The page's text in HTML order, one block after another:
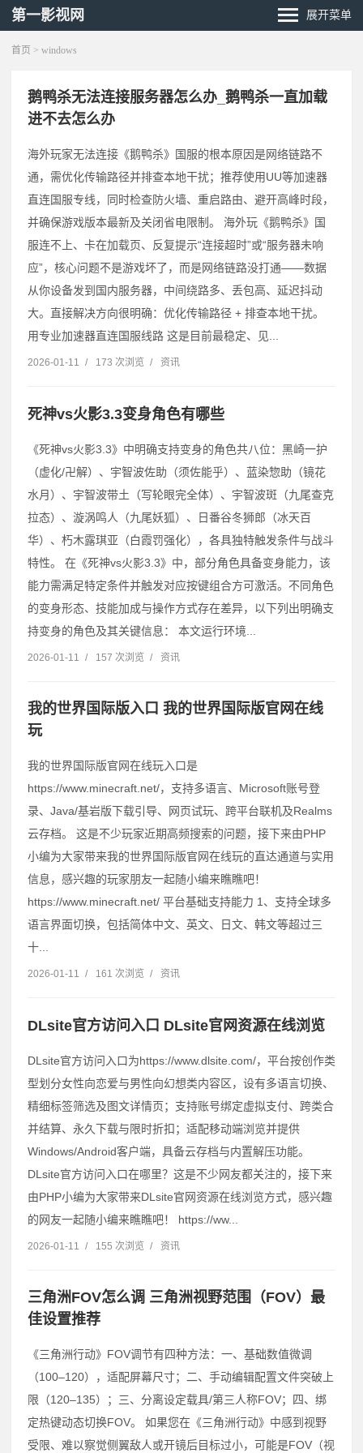
第一影视网 展开菜单
首页 > windows
鹅鸭杀无法连接服务器怎么办_鹅鸭杀一直加载
进不去怎么办
海外玩家无法连接《鹅鸭杀》国服的根本原因是网络链路不
通，需优化传输路径并排查本地干扰；推荐使用UU等加速器
直连国服专线，同时检查防火墙、重启路由、避开高峰时段，
并确保游戏版本最新及关闭省电限制。 海外玩《鹅鸭杀》国
服连不上、卡在加载页、反复提示“连接超时”或“服务器未响
应”，核心问题不是游戏坏了，而是网络链路没打通——数据
从你设备发到国内服务器，中间绕路多、丢包高、延迟抖动
大。直接解决方向很明确：优化传输路径 + 排查本地干扰。
用专业加速器直连国服线路 这是目前最稳定、见...
2026-01-11 / 173 次浏览 / 资讯
死神vs火影3.3变身角色有哪些
《死神vs火影3.3》中明确支持变身的角色共八位：黑崎一护
（虚化/卍解）、宇智波佐助（须佐能乎）、蓝染惣助（镜花
水月）、宇智波带土（写轮眼完全体）、宇智波斑（九尾查克
拉态）、漩涡鸣人（九尾妖狐）、日番谷冬狮郎（冰天百
华）、朽木露琪亚（白霞罚强化），各具独特触发条件与战斗
特性。 在《死神vs火影3.3》中，部分角色具备变身能力，该
能力需满足特定条件并触发对应按键组合方可激活。不同角色
的变身形态、技能加成与操作方式存在差异，以下列出明确支
持变身的角色及其关键信息： 本文运行环境...
2026-01-11 / 157 次浏览 / 资讯
我的世界国际版入口 我的世界国际版官网在线
玩
我的世界国际版官网在线玩入口是
https://www.minecraft.net/，支持多语言、Microsoft账号登
录、Java/基岩版下载引导、网页试玩、跨平台联机及Realms
云存档。 这是不少玩家近期高频搜索的问题，接下来由PHP
小编为大家带来我的世界国际版官网在线玩的直达通道与实用
信息，感兴趣的玩家朋友一起随小编来瞧瞧吧！
https://www.minecraft.net/ 平台基础支持能力 1、支持全球多
语言界面切换，包括简体中文、英文、日文、韩文等超过三
十...
2026-01-11 / 161 次浏览 / 资讯
DLsite官方访问入口 DLsite官网资源在线浏览
DLsite官方访问入口为https://www.dlsite.com/，平台按创作类
型划分女性向恋爱与男性向幻想类内容区，设有多语言切换、
精细标签筛选及图文详情页；支持账号绑定虚拟支付、跨类合
并结算、永久下载与限时折扣；适配移动端浏览并提供
Windows/Android客户端，具备云存档与内置解压功能。
DLsite官方访问入口在哪里？这是不少网友都关注的，接下来
由PHP小编为大家带来DLsite官网资源在线浏览方式，感兴趣
的网友一起随小编来瞧瞧吧！ https://ww...
2026-01-11 / 155 次浏览 / 资讯
三角洲FOV怎么调 三角洲视野范围（FOV）最
佳设置推荐
《三角洲行动》FOV调节有四种方法：一、基础数值微调
（100–120），适配屏幕尺寸；二、手动编辑配置文件突破上
限（120–135）；三、分离设定载具/第三人称FOV；四、绑
定热键动态切换FOV。 如果您在《三角洲行动》中感到视野
受限、难以察觉侧翼敌人或开镜后目标过小，可能是FOV（视